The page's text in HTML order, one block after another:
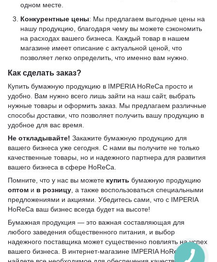
одном месте.
Конкурентные цены: Мы предлагаем выгодные цены на
нашу продукцию, благодаря чему вы можете сэкономить
на расходах вашего бизнеса. Каждый товар в нашем
магазине имеет описание с актуальной ценой, что
позволяет легко определить, что именно вам нужно.
Как сделать заказ?
Купить бумажную продукцию в IMPERIA HoReCa просто и
удобно. Вам нужно всего лишь зайти на наш сайт, выбрать
нужные товары и оформить заказ. Мы предлагаем различные
способы доставки, что позволяет получить вашу продукцию в
удобное для вас время.
Не откладывайте! Закажите бумажную продукцию для
вашего бизнеса уже сегодня. С нами вы получите не только
качественные товары, но и надежного партнера для развития
вашего бизнеса в сфере HoReCa.
Помните, что у нас вы можете купить бумажную продукцию
оптом и в розницу , а также воспользоваться специальными
предложениями и акциями. Убедитесь сами, что с IMPERIA
HoReCa ваш бизнес всегда будет на высоте!
Бумажная продукция — это важная составляющая для
любого заведения общественного питания, и выбор
надежного поставщика может существенно повлиять на успех
вашего бизнеса. В интернет-магазине IMPERIA HoReCa вы